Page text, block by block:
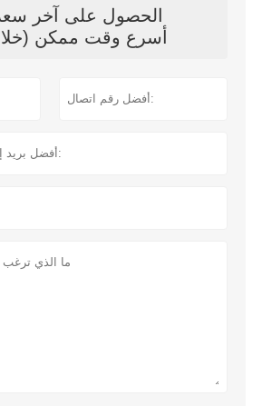
الحصول على آخر
أسرع وقت ممكن (خلال 12